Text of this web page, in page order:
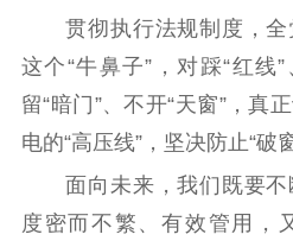
贯彻执行法规制度，全
这个“牛鼻子”，对踩“红线
留“暗门”、不开“天窗”，真
电的“高压线”，坚决防止“破
面向未来，我们既要不
度密而不繁、有效管用，